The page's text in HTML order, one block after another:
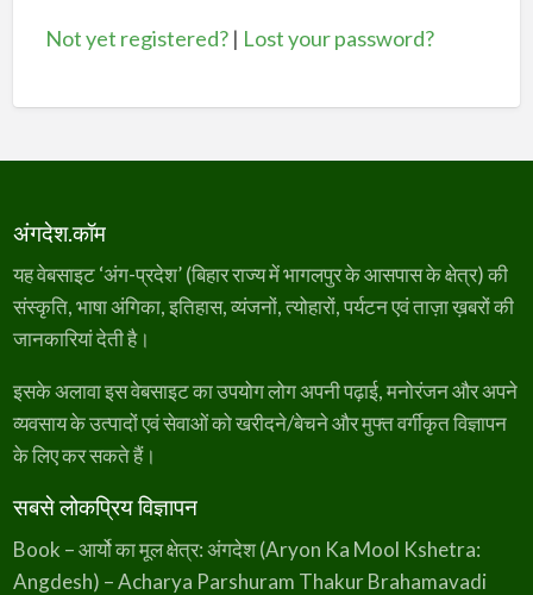
Not yet registered?| Lost your password?
अंगदेश.कॉम
यह वेबसाइट ‘अंग-प्रदेश’ (बिहार राज्य में भागलपुर के आसपास के क्षेत्र) की
संस्कृति, भाषा अंगिका, इतिहास, व्यंजनों, त्योहारों, पर्यटन एवं ताज़ा ख़बरों की
जानकारियां देती है।
इसके अलावा इस वेबसाइट का उपयोग लोग अपनी पढ़ाई, मनोरंजन और अपने
व्यवसाय के उत्पादों एवं सेवाओं को खरीदने/बेचने और मुफ्त वर्गीकृत विज्ञापन
के लिए कर सकते हैं।
सबसे लोकप्रिय विज्ञापन
Book – आर्यो का मूल क्षेत्र: अंगदेश (Aryon Ka Mool Kshetra:
Angdesh) – Acharya Parshuram Thakur Brahamavadi